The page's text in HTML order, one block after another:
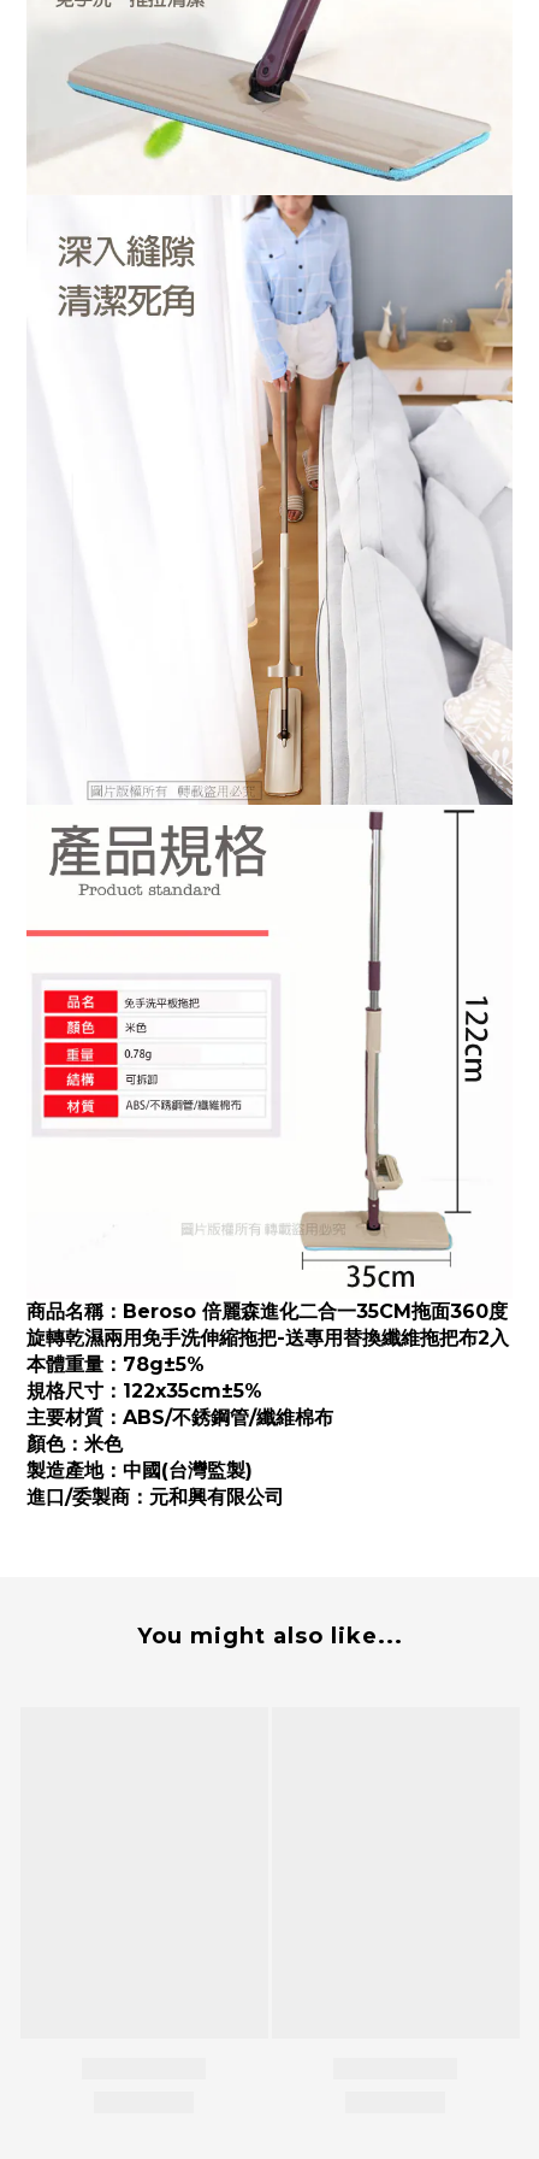
商品名稱： Beroso 倍麗森進化二合一35CM拖面360度
旋轉乾濕兩用免手洗伸縮拖把-送專用替換纖維拖把布2入
本體重量：78g±5%
規格尺寸：122x35cm±5%
主要材質：ABS/不銹鋼管/纖維棉布
顏色：米色
製造產地：中國(台灣監製)
進口/委製商：元和興有限公司
You might also like...